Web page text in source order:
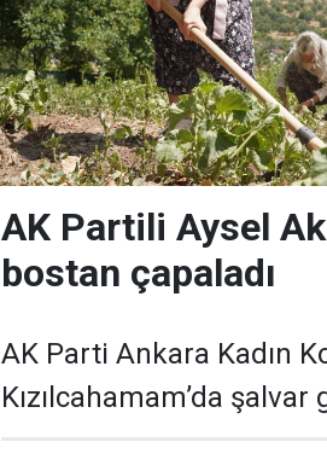
AK Partili Aysel
bostan çapaladı
AK Parti Ankara Kadın
Kızılcahamam’da